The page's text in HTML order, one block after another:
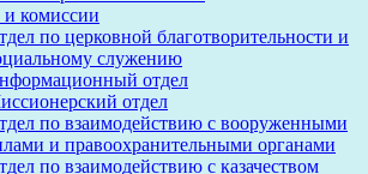
комиссии
по церковной благотворительности и
служению
отдел
отдел
по взаимодействию с вооруженными
и правоохранительными органами
по взаимодействию с казачеством